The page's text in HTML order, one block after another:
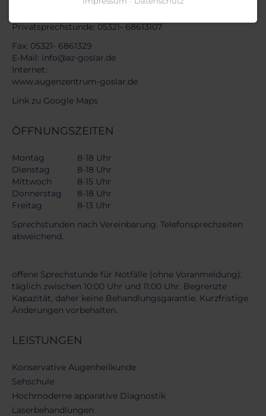
05321- 686130
Privatsprechstunde: 05321- 68613107
Fax: 05321- 6861329
E-Mail: info@az-goslar.de
Internet:
www.augenzentrum-goslar.de
Link zu Google Maps
ÖFFNUNGSZEITEN
Montag
8-18 Uhr
Dienstag
8-18 Uhr
Mittwoch
8-15 Uhr
Donnerstag
8-18 Uhr
Freitag
8-13 Uhr
Sprechstunden nach Vereinbarung. Telefonsprechzeiten
abweichend.
offene Sprechstunde für Notfälle (ohne Voranmeldung):
täglich zwischen 10:00 Uhr und 11:00 Uhr. Begrenzte
Kapazität, daher keine Behandlungsgarantie. Kurzfristige
Änderungen vorbehalten.
LEISTUNGEN
Navigation
überspringen
Konservative Augenheilkunde
Sehschule
Hochmoderne apparative Diagnostik
Laserbehandlungen